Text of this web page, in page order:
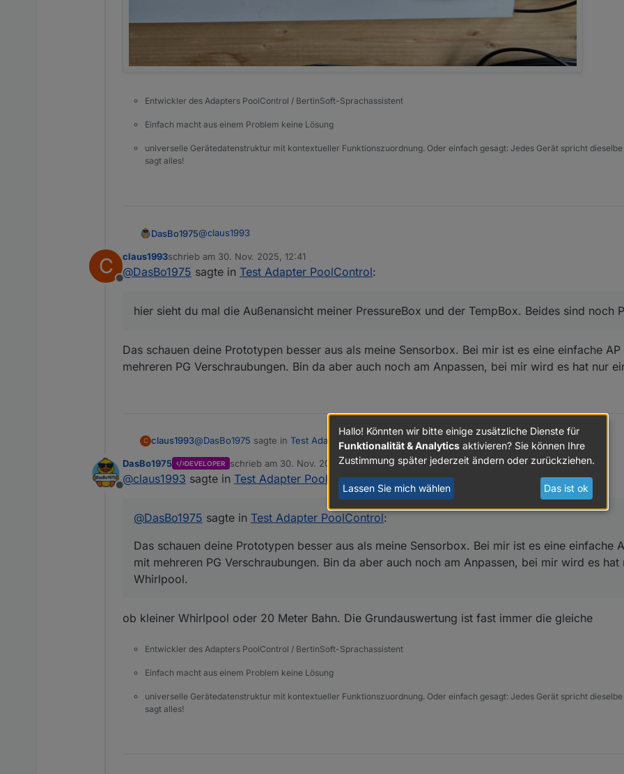
Entwickler des Adapters PoolControl / BertinSoft-Sprachassistent
Einfach macht aus einem Problem keine Lösung
universelle Gerätedatenstruktur mit kontextueller Funktionszuordnung. Oder einfach gesagt: Jedes Gerät spricht
sagt alles!
DasBo1975@claus1993
hier sieht du mal die Außenansicht meiner PressureBox und der TempBox. Beides sind noch
C
Offline
claus1993schrieb am 30. Nov. 2025, 12:41
zuletzt editiert von
@DasBo1975 sagte in Test Adapter PoolControl:
hier sieht du mal die Außenansicht meiner PressureBox und der TempBox. Beides sind noch
Das schauen deine Prototypen besser aus als meine Sensorbox. Bei mir ist es eine einfache
mehreren PG Verschraubungen. Bin da aber auch noch am Anpassen, bei mir wird es hat nur
C claus1993@DasBo1975 sagte in Test Adapter PoolControl:
hier sieht du mal die Außenansicht meiner PressureBox und der TempBox. Beides sind noch
Das schauen deine Prototypen besser aus als meine Sensorbox. Bei mir ist es eine einfache AP
mehreren PG Verschraubungen. Bin da aber auch noch am Anpassen, bei mir wird es hat nur ein
Offline
DasBo1975 DEVELOPER schrieb am 30. Nov. 2025, 12:43
zuletzt editiert von
@claus1993 sagte in Test Adapter PoolControl:
@DasBo1975 sagte in Test Adapter PoolControl:
Das schauen deine Prototypen besser aus als meine Sensorbox. Bei mir ist es eine einfache
mit mehreren PG Verschraubungen. Bin da aber auch noch am Anpassen, bei mir wird es hat
Whirlpool.
ob kleiner Whirlpool oder 20 Meter Bahn. Die Grundauswertung ist fast immer die gleiche
Entwickler des Adapters PoolControl / BertinSoft-Sprachassistent
Einfach macht aus einem Problem keine Lösung
universelle Gerätedatenstruktur mit kontextueller Funktionszuordnung. Oder einfach gesagt: Jedes Gerät spricht
sagt alles!
Hallo! Könnten wir bitte einige zusätzliche Dienste für
Funktionalität & Analytics aktivieren? Sie können Ihre
Zustimmung später jederzeit ändern oder zurückziehen.
Lassen Sie mich wählen Das ist ok